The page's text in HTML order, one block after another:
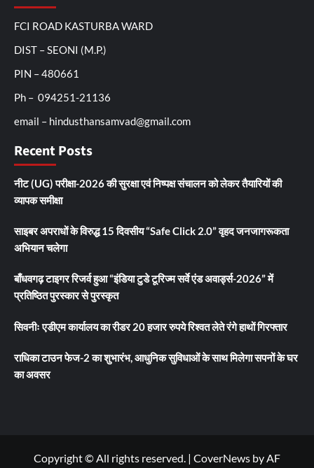
FCI ROAD KASTURBA WARD
DIST – SEONI (M.P.)
PIN – 480661
Ph – 094251-21136
email – hindusthansamvad@gmail.com
Recent Posts
नीट (UG) परीक्षा-2026 की सुरक्षा एवं निष्पक्ष संचालन को लेकर तैयारियों की
व्यापक समीक्षा
साइबर अपराधों के विरुद्ध 15 दिवसीय “Safe Click 2.0” वृहद जनजागरूकता
अभियान चलेगा
बाँधवगढ़ टाइगर रिजर्व हुआ “इंडिया टुडे टूरिज्म सर्वे एंड अवार्ड्स-2026” में
प्रतिष्ठित पुरस्कार से पुरस्कृत
सिवनीः एडीएम कार्यालय का रीडर 20 हजार रुपये रिश्वत लेते रंगे हाथों गिरफ्तार
राधिका टाउन फेज-2 का शुभारंभ, आधुनिक सुविधाओं के साथ मिलेगा सपनों के घर
का अवसर
Copyright © All rights reserved. | CoverNews by AF